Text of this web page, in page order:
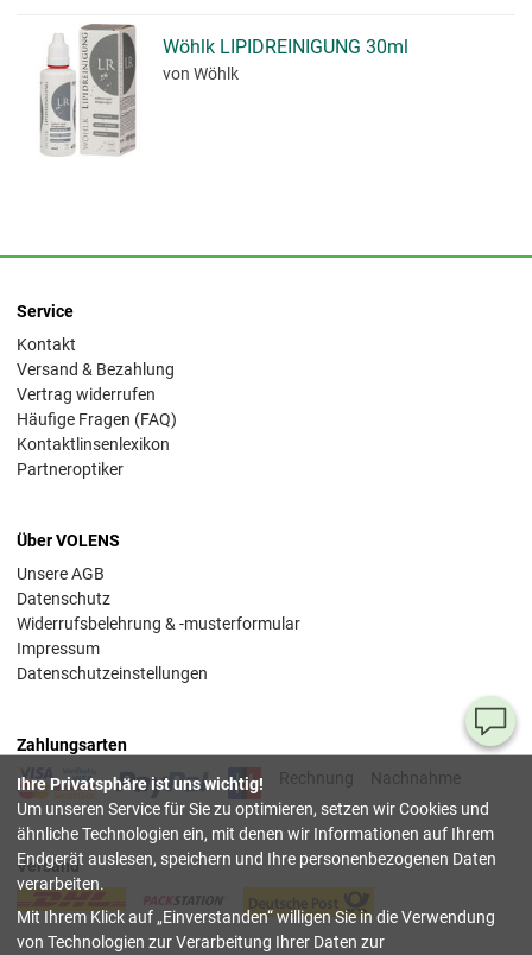
Wöhlk LIPIDREINIGUNG 30ml
von Wöhlk
Service
Kontakt
Versand & Bezahlung
Vertrag widerrufen
Häufige Fragen (FAQ)
Kontaktlinsenlexikon
Partneroptiker
Über VOLENS
Unsere AGB
Datenschutz
Widerrufsbelehrung & -musterformular
Impressum
Datenschutzeinstellungen
Zahlungsarten
Rechnung
Nachnahme
Versand
Ihre Privatsphäre ist uns wichtig!
Um unseren Service für Sie zu optimieren, setzen wir Cookies und
ähnliche Technologien ein, mit denen wir Informationen auf Ihrem
Endgerät auslesen, speichern und Ihre personenbezogenen Daten
verarbeiten.
Mit Ihrem Klick auf Einverstanden willigen Sie in die Verwendung
von Technologien zur Verarbeitung Ihrer Daten zur
Sie